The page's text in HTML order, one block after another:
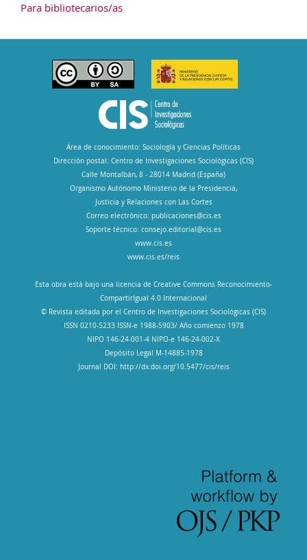
Para bibliotecarios/as
Área de conocimiento: Sociología y Ciencias Políticas
Dirección postal: Centro de Investigaciones Sociológicas (CIS)
Calle Montalbán, 8 - 28014 Madrid (España)
Organismo Autónomo Ministerio de la Presidencia,
Justicia y Relaciones con Las Cortes
Correo electrónico: publicaciones@cis.es
Soporte técnico: consejo.editorial@cis.es
www.cis.es
www.cis.es/reis
Esta obra está bajo una licencia de Creative Commons Reconocimiento-
CompartirIgual 4.0 Internacional
© Revista editada por el Centro de Investigaciones Sociológicas (CIS)
ISSN 0210-5233 ISSN-e 1988-5903/ Año comienzo 1978
NIPO 146-24-001-4 NIPO-e 146-24-002-X
Depósito Legal M-14885-1978
Journal DOI: http://dx.doi.org/10.5477/cis/reis